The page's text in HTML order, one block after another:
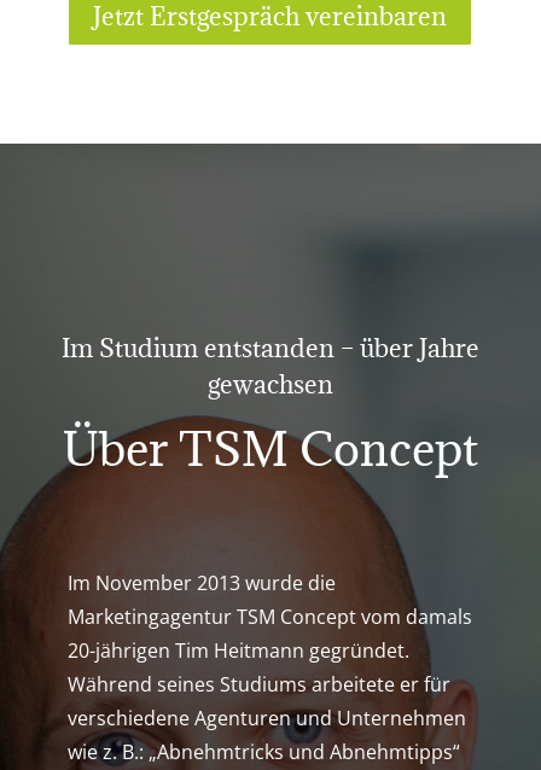
Jetzt Erstgespräch vereinbaren
Im Studium entstanden – über Jahre
gewachsen
Über TSM Concept
Im November 2013 wurde die
Marketingagentur TSM Concept vom damals
20-jährigen Tim Heitmann gegründet.
Während seines Studiums arbeitete er für
verschiedene Agenturen und Unternehmen
wie z. B.: „Abnehmtricks und Abnehmtipps“